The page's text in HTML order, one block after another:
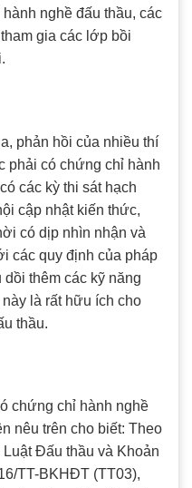
nghề đấu thầu, các
gia các lớp bồi
phản hồi của nhiều thí
phải có chứng chỉ hành
các kỳ thi sát hạch
cập nhật kiến thức,
có dịp nhìn nhận và
các quy định của pháp
dồi thêm các kỹ năng
là rất hữu ích cho
thầu.
chứng chỉ hành nghề
nêu trên cho biết: Theo
Đấu thầu và Khoản
TT-BKHĐT (TT03),